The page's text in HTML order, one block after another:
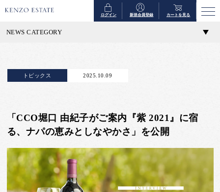
ログイン 新規会員登録 カートを見る
NEWS CATEGORY
トピックス 2025.10.09
「CCO堀口 由紀子がご案内『紫 2021』に宿
る、ナパの恵みとしなやかさ」を公開